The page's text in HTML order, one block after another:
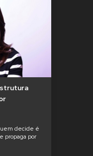
decide é
propaga por